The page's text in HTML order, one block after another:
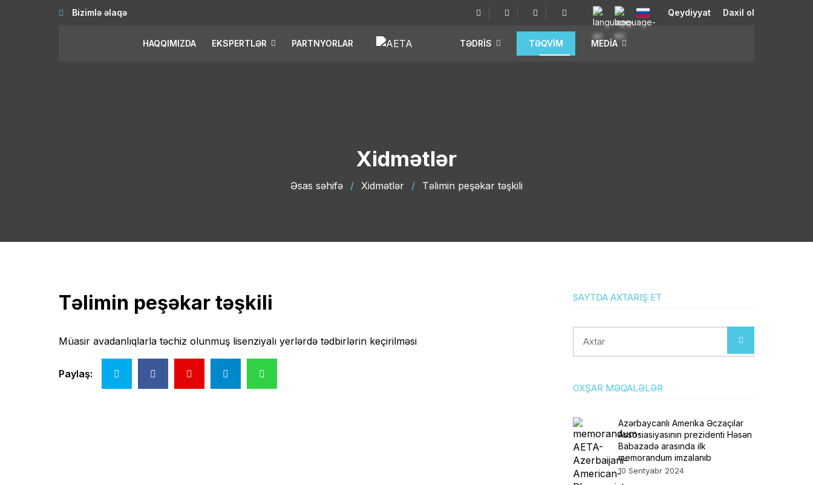
Bizimlə əlaqə Qeydiyyat Daxil ol
HAQQIMIZDA EKSPERTLƏR PARTNYORLAR TƏDRIS TƏQVIM MEDIA
Xidmətlər
Əsas səhifə / Xidmətlər / Təlimin peşəkar təşkili
SAYTDA AXTARIŞ ET
OXŞAR MƏQALƏLƏR
Azərbaycanlı Amerika Əczaçılar
Assosiasiyasının prezidenti Həsən
Babazadə arasında ilk
memorandum imzalanıb
10 Sentyabr 2024
Təlimin peşəkar təşkili
Müasir avadanlıqlarla təchiz olunmuş lisenziyalı yerlərdə tədbirlərin keçirilməsi
Paylaş: